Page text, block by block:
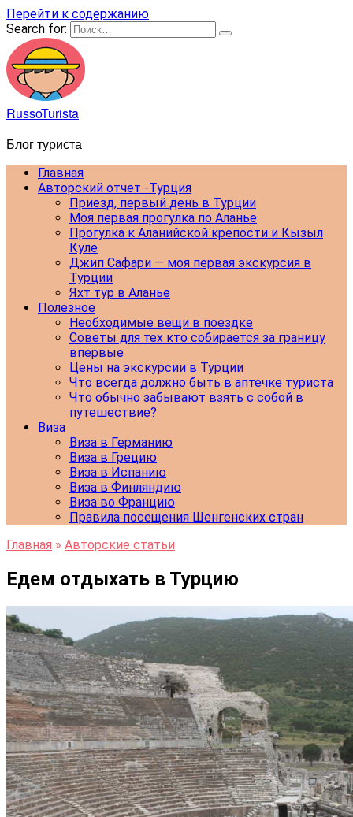
Перейти к содержанию
Search for:
RussoTurista
Блог туриста
Главная
Авторский отчет -Турция
Приезд, первый день в Турции
Моя первая прогулка по Аланье
Прогулка к Аланийской крепости и Кызыл
Куле
Джип Сафари — моя первая экскурсия в
Турции
Яхт тур в Аланье
Полезное
Необходимые вещи в поездке
Советы для тех кто собирается за границу
впервые
Цены на экскурсии в Турции
Что всегда должно быть в аптечке туриста
Что обычно забывают взять с собой в
путешествие?
Виза
Виза в Германию
Виза в Грецию
Виза в Испанию
Виза в Финляндию
Виза во Францию
Правила посещения Шенгенских стран
Главная » Авторские статьи
Едем отдыхать в Турцию